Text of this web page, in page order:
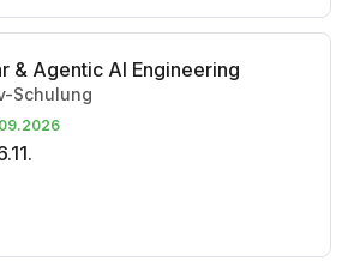
& Agentic AI Engineering
Schulung